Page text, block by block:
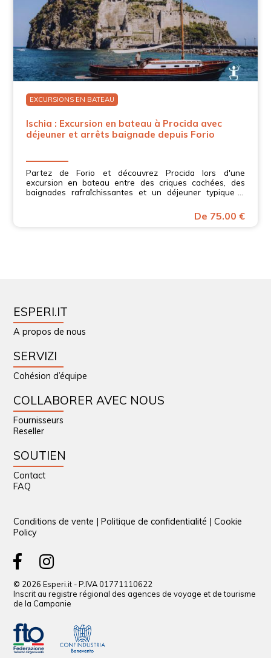
EXCURSIONS EN BATEAU
Ischia : Excursion en bateau à Procida avec
déjeuner et arrêts baignade depuis Forio
Partez de Forio et découvrez Procida lors d'une
excursion en bateau entre des criques cachées, des
baignades rafraîchissantes et un déjeuner typique à
De 75.00 €
ESPERI.IT
A propos de nous
SERVIZI
Cohésion d’équipe
COLLABORER AVEC NOUS
Fournisseurs
Reseller
SOUTIEN
Contact
FAQ
Conditions de vente |Politique de confidentialité |Cookie
Policy
© 2026 Esperi.it - P.IVA 01771110622
Inscrit au registre régional des agences de voyage et de tourisme
de la Campanie